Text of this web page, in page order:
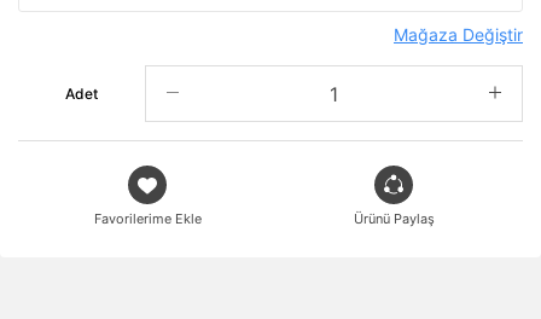
Mağaza Değiştir
Adet
Favorilerime Ekle Ürünü Paylaş